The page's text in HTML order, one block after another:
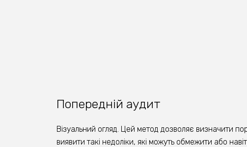
Візуальний огляд. Цей метод дозволяє визначити
виявити такі недоліки, які можуть обмежити або
Попередній аудит